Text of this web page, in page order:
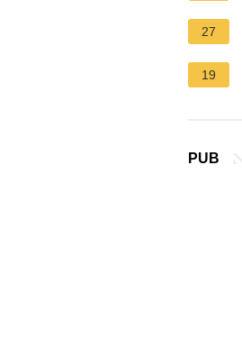
27
19
PUB